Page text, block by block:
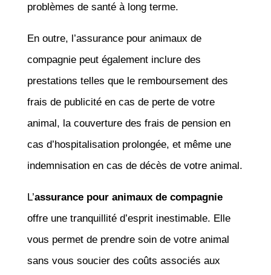
problèmes de santé à long terme.
En outre, l’assurance pour animaux de
compagnie peut également inclure des
prestations telles que le remboursement des
frais de publicité en cas de perte de votre
animal, la couverture des frais de pension en
cas d’hospitalisation prolongée, et même une
indemnisation en cas de décès de votre animal.
L’assurance pour animaux de compagnie
offre une tranquillité d’esprit inestimable. Elle
vous permet de prendre soin de votre animal
sans vous soucier des coûts associés aux